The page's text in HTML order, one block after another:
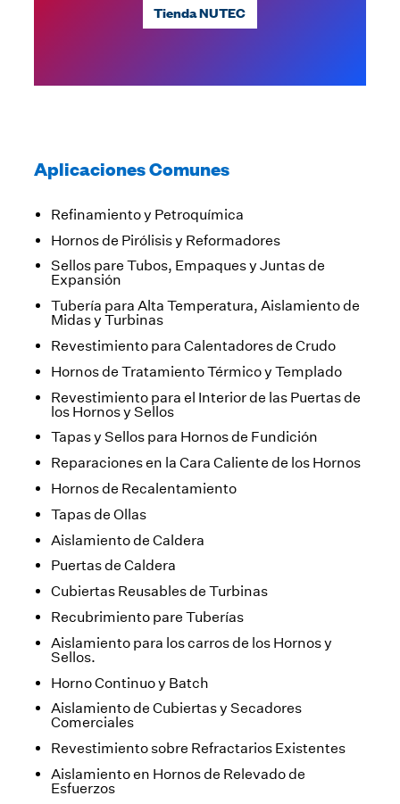
Tienda NUTEC
Aplicaciones Comunes
Refinamiento y Petroquímica
Hornos de Pirólisis y Reformadores
Sellos pare Tubos, Empaques y Juntas de
Expansión
Tubería para Alta Temperatura, Aislamiento de
Midas y Turbinas
Revestimiento para Calentadores de Crudo
Hornos de Tratamiento Térmico y Templado
Revestimiento para el Interior de las Puertas de
los Hornos y Sellos
Tapas y Sellos para Hornos de Fundición
Reparaciones en la Cara Caliente de los Hornos
Hornos de Recalentamiento
Tapas de Ollas
Aislamiento de Caldera
Puertas de Caldera
Cubiertas Reusables de Turbinas
Recubrimiento pare Tuberías
Aislamiento para los carros de los Hornos y
Sellos.
Horno Continuo y Batch
Aislamiento de Cubiertas y Secadores
Comerciales
Revestimiento sobre Refractarios Existentes
Aislamiento en Hornos de Relevado de
Esfuerzos